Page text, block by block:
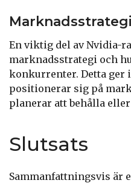
En viktig del av Nvidia-
marknadsstrategi och
konkurrenter. Detta ger
positionerar sig på
planerar att behålla
Slutsats
Sammanfattningsvis är